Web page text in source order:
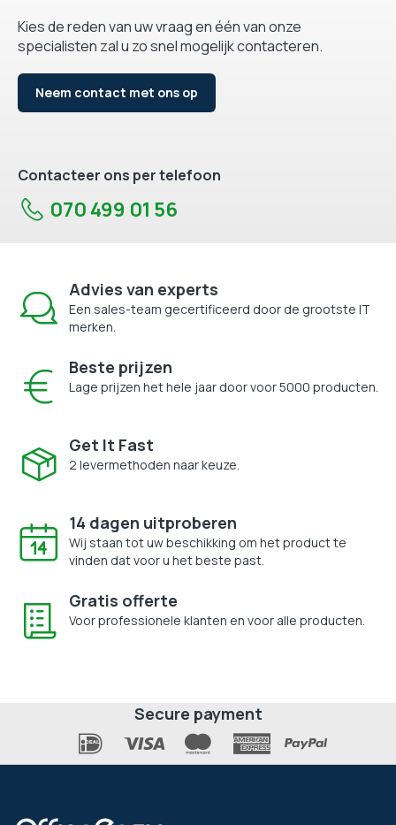
Kies de reden van uw vraag en één van onze
specialisten zal u zo snel mogelijk contacteren.
Neem contact met ons op
Contacteer ons per telefoon
070 499 01 56
Advies van experts
Een sales-team gecertificeerd door de grootste IT
merken.
Beste prijzen
Lage prijzen het hele jaar door voor 5000 producten.
Get It Fast
2 levermethoden naar keuze.
14 dagen uitproberen
Wij staan tot uw beschikking om het product te
vinden dat voor u het beste past.
Gratis offerte
Voor professionele klanten en voor alle producten.
Secure payment